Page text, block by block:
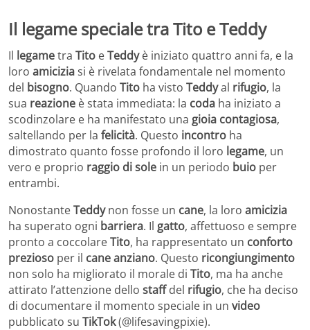
Il legame speciale tra Tito e Teddy
Il legametra Tito eTeddyè iniziato quattro anni fa, e la
loro amiciziasi è rivelata fondamentale nel momento
del bisogno. Quando Tito ha visto Teddyal rifugio, la
sua reazione è stata immediata: la coda ha iniziato a
scodinzolare e ha manifestato una gioia contagiosa,
saltellando per la felicità. Questo incontro ha
dimostrato quanto fosse profondo il loro legame, un
vero e proprio raggio di sole in un periodo buio per
entrambi.
NonostanteTeddynon fosse un cane, la loro amicizia
ha superato ogni barriera. Il gatto, affettuoso e sempre
pronto a coccolareTito, ha rappresentato un conforto
prezioso per il cane anziano. Questo ricongiungimento
non solo ha migliorato il morale di Tito, ma ha anche
attirato l’attenzione dello staffdel rifugio, che ha deciso
di documentare il momento speciale in un video
pubblicato su TikTok(@lifesavingpixie).